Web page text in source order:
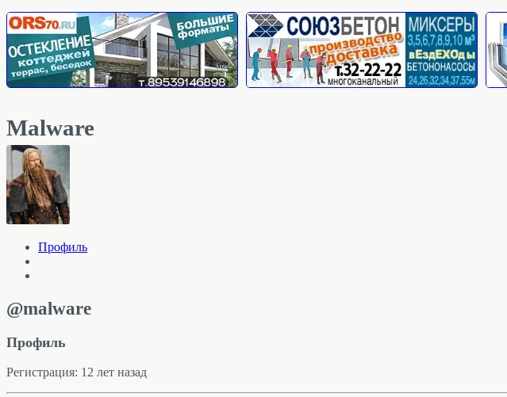
Malware
Профиль
@malware
Профиль
Регистрация: 12 лет назад